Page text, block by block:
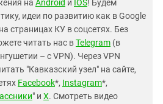
на Android и IOS! Будем
идеи по развитию как в Google
страницах КУ в соцсетях. Без
читать нас вTelegram (в
– с VPN). Через VPN
"Кавказский узел" на сайте,
Facebook*, Instagram*,
" и X. Смотреть видео